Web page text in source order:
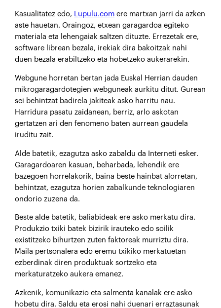
Kasualitatez edo, Lupulu.com ere martxan jarri da azken
aste hauetan. Oraingoz, etxean garagardoa egiteko
materiala eta lehengaiak saltzen dituzte. Errezetak ere,
software librean bezala, irekiak dira bakoitzak nahi
duen bezala erabiltzeko eta hobetzeko aukerarekin.
Webgune horretan bertan jada Euskal Herrian dauden
mikrogaragardotegien webguneak aurkitu ditut. Gurean
sei behintzat badirela jakiteak asko harritu nau.
Harridura pasatu zaidanean, berriz, arlo askotan
gertatzen ari den fenomeno baten aurrean gaudela
iruditu zait.
Alde batetik, ezagutza asko zabaldu da Interneti esker.
Garagardoaren kasuan, beharbada, lehendik ere
bazegoen horrelakorik, baina beste hainbat alorretan,
behintzat, ezagutza horien zabalkunde teknologiaren
ondorio zuzena da.
Beste alde batetik, baliabideak ere asko merkatu dira.
Produkzio txiki batek bizirik irauteko edo soilik
existitzeko bihurtzen zuten faktoreak murriztu dira.
Maila pertsonalera edo eremu txikiko merkatuetan
ezberdinak diren produktuak sortzeko eta
merkaturatzeko aukera emanez.
Azkenik, komunikazio eta salmenta kanalak ere asko
hobetu dira. Saldu eta erosi nahi duenari erraztasunak